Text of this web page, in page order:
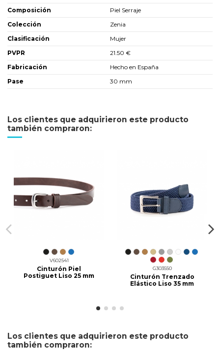
Composición
Piel Serraje
Colección
Zenia
Clasificación
Mujer
PVPR
21.50 €
Fabricación
Hecho en España
Pase
30 mm
Los clientes que adquirieron este producto
también compraron:
V602541
Cinturón Piel
Postiguet Liso 25 mm
G303550
Cinturón Trenzado
Elástico Liso 35 mm
Los clientes que adquirieron este producto
también compraron: